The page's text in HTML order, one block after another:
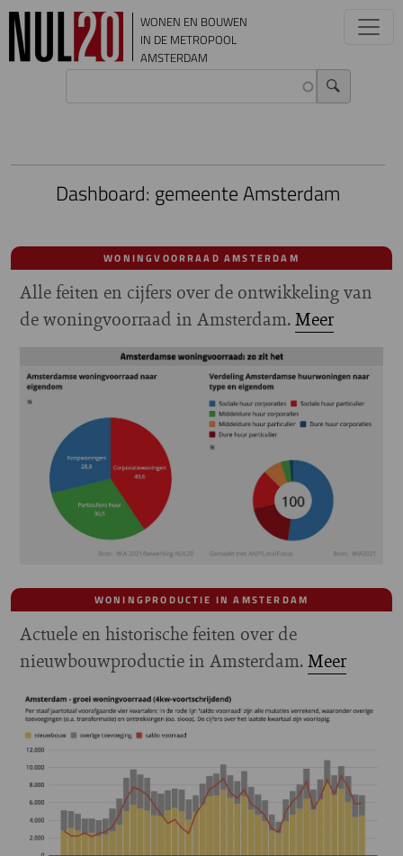
Overslaan en naar de inhoud gaan
WONEN EN BOUWEN
IN DE METROPOOL
AMSTERDAM
Dashboard: gemeente Amsterdam
WONINGVOORRAAD AMSTERDAM
Alle feiten en cijfers over de ontwikkeling van
de woningvoorraad in Amsterdam.Meer
WONINGPRODUCTIE IN AMSTERDAM
Actuele en historische feiten over de
nieuwbouwproductie in Amsterdam.Meer